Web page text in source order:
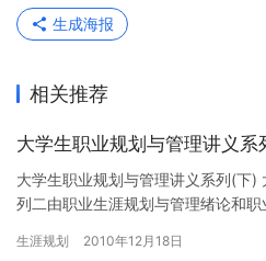
生成海报
相关推荐
大学生职业规划与管理讲义系
大学生职业规划与管理讲义系列(下)
列二由职业生涯规划与管理绪论和
生涯规划 2010年12月18日